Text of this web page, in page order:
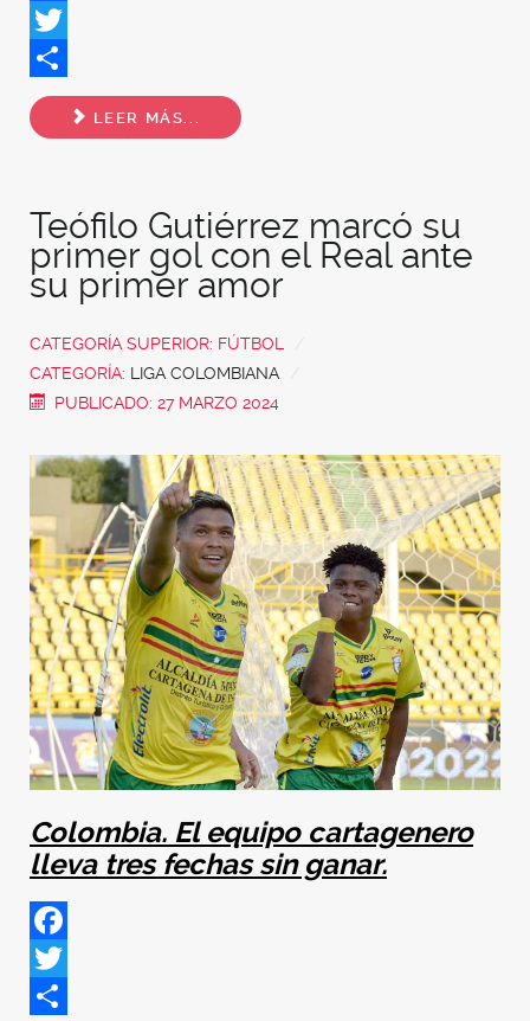
Facebook
Twitter
Share
LEER MÁS...
Teófilo Gutiérrez marcó su
primer gol con el Real ante
su primer amor
CATEGORÍA SUPERIOR: FÚTBOL
CATEGORÍA: LIGA COLOMBIANA
PUBLICADO: 27 MARZO 2024
Colombia. El equipo cartagenero
lleva tres fechas sin ganar.
Facebook
Twitter